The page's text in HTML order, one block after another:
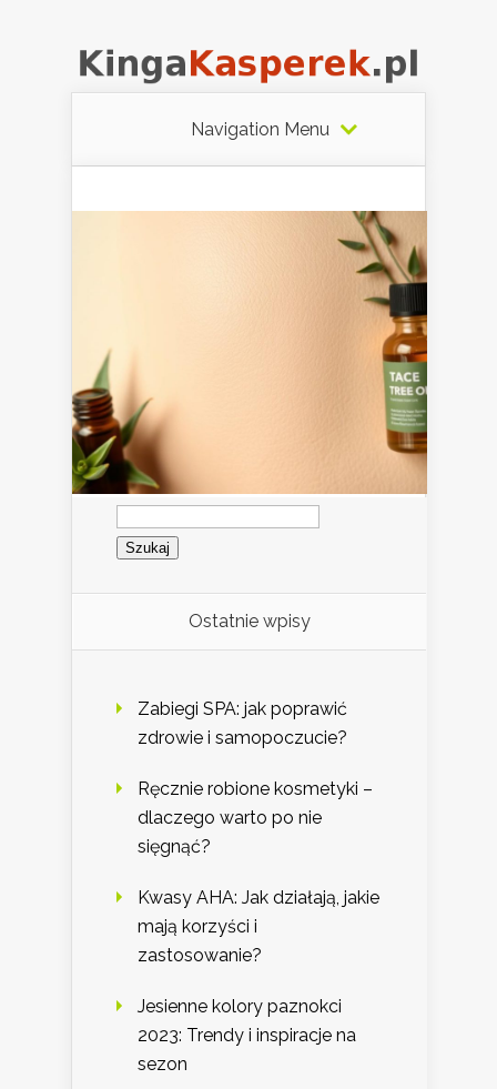
Navigation Menu
Szukaj:
Ostatnie wpisy
Zabiegi SPA: jak poprawić
zdrowie i samopoczucie?
Ręcznie robione kosmetyki –
dlaczego warto po nie
sięgnąć?
Kwasy AHA: Jak działają, jakie
mają korzyści i
zastosowanie?
Jesienne kolory paznokci
2023: Trendy i inspiracje na
sezon